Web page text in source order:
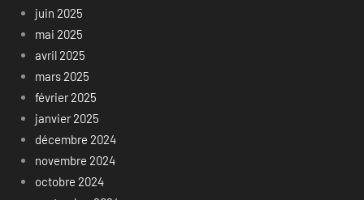
juin 2025
mai 2025
avril 2025
mars 2025
février 2025
janvier 2025
décembre 2024
novembre 2024
octobre 2024